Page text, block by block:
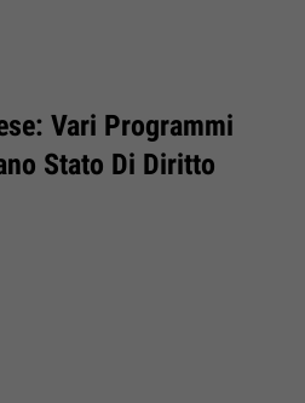
Vari Programmi
Stato Di Diritto